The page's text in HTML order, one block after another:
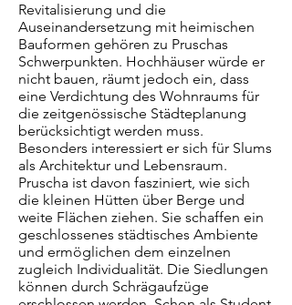
Revitalisierung und die
Auseinandersetzung mit heimischen
Bauformen gehören zu Pruschas
Schwerpunkten. Hochhäuser würde er
nicht bauen, räumt jedoch ein, dass
eine Verdichtung des Wohnraums für
die zeitgenössische Städteplanung
berücksichtigt werden muss.
Besonders interessiert er sich für Slums
als Architektur und Lebensraum.
Pruscha ist davon fasziniert, wie sich
die kleinen Hütten über Berge und
weite Flächen ziehen. Sie schaffen ein
geschlossenes städtisches Ambiente
und ermöglichen dem einzelnen
zugleich Individualität. Die Siedlungen
können durch Schrägaufzüge